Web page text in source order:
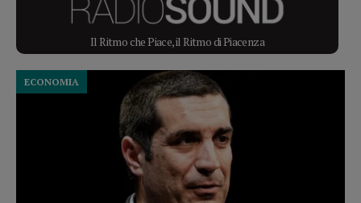
Il Ritmo che Piace, il Ritmo di Piacenza
ECONOMIA